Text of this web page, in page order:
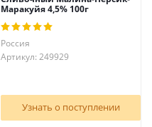
Маракуйя 4,5% 100г
Россия
Артикул: 249929
Узнать о поступлении